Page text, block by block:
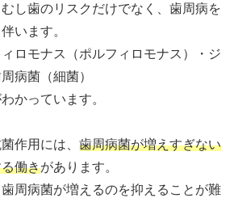
し歯のリスクだけでなく、歯周病を
います。
ロモナス（ポルフィロモナス）・ジ
病菌（細菌）
かっています。
作用には、 歯周病菌が増えすぎない
働きがあります。
周病菌が増えるのを抑えることが難